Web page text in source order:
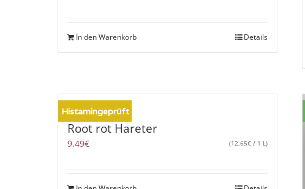
In den Warenkorb Details
Histamingeprüft
Root rot Hareter
9,49€ (12,65€/ 1 L)